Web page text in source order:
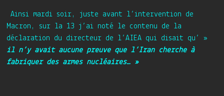
Ainsi mardi soir, juste avant l’intervention de
Macron, sur la 13 j’ai noté le contenu de la
déclaration du directeur de l’AIEA qui disait qu’ »
il n’y avait aucune preuve que l’Iran cherche à
fabriquer des armes nucléaires… »